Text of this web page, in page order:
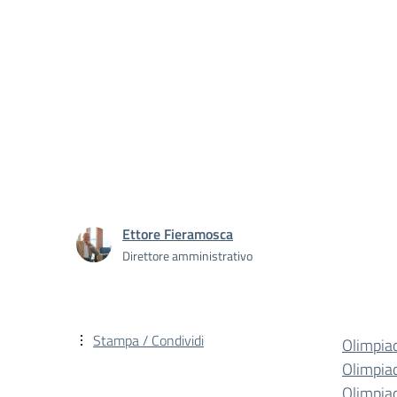
Ettore Fieramosca
Direttore amministrativo
Stampa / Condividi